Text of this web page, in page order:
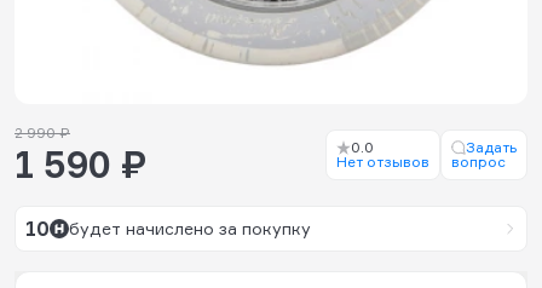
2 990 ₽
1 590 ₽
0.0
Нет отзывов
Задать
вопрос
10 будет начислено за покупку